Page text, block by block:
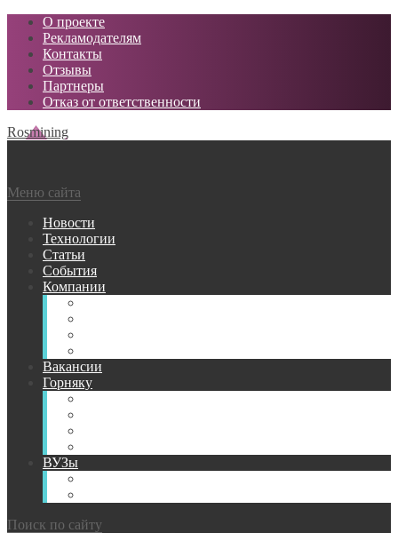
О проекте
Рекламодателям
Контакты
Отзывы
Партнеры
Отказ от ответственности
Rosmining
Меню сайта
Новости
Технологии
Статьи
События
Компании
Вакансии
Горняку
ВУЗы
Поиск по сайту